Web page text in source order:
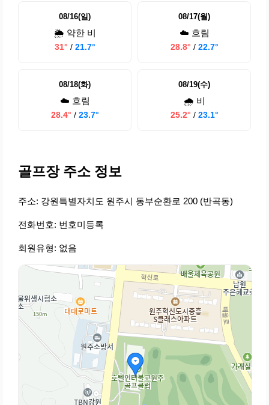
08/16(일)
🌦️ 약한 비
31° / 21.7°
08/17(월)
☁️ 흐림
28.8° / 22.7°
08/18(화)
☁️ 흐림
28.4° / 23.7°
08/19(수)
🌧️ 비
25.2° / 23.1°
골프장 주소 정보
주소: 강원특별자치도 원주시 동부순환로 200 (반곡동)
전화번호: 번호미등록
회원유형: 없음